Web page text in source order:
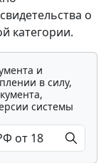
о
категории.
и
в силу,
системы